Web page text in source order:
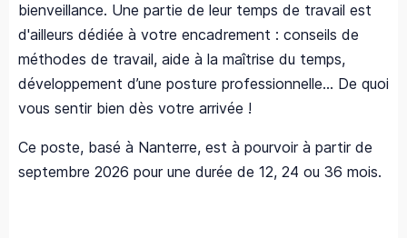
bienveillance. Une partie de leur temps de travail est
d'ailleurs dédiée à votre encadrement : conseils de
méthodes de travail, aide à la maîtrise du temps,
développement d’une posture professionnelle... De quoi
vous sentir bien dès votre arrivée !
Ce poste, basé à Nanterre, est à pourvoir à partir de
septembre 2026 pour une durée de 12, 24 ou 36 mois.